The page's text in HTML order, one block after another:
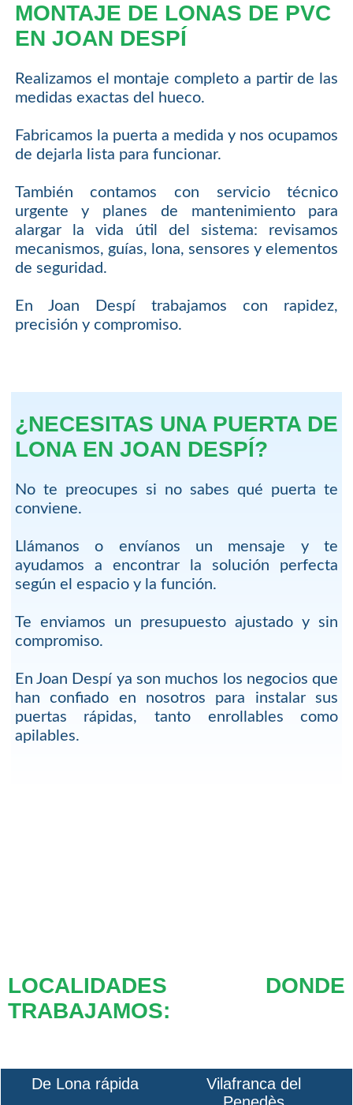
MONTAJE DE LONAS DE PVC
EN JOAN DESPÍ
Realizamos el montaje completo a partir de las
medidas exactas del hueco.
Fabricamos la puerta a medida y nos ocupamos
de dejarla lista para funcionar.
También contamos con servicio técnico
urgente y planes de mantenimiento para
alargar la vida útil del sistema: revisamos
mecanismos, guías, lona, sensores y elementos
de seguridad.
En Joan Despí trabajamos con rapidez,
precisión y compromiso.
¿NECESITAS UNA PUERTA DE
LONA EN JOAN DESPÍ?
No te preocupes si no sabes qué puerta te
conviene.
Llámanos o envíanos un mensaje y te
ayudamos a encontrar la solución perfecta
según el espacio y la función.
Te enviamos un presupuesto ajustado y sin
compromiso.
En Joan Despí ya son muchos los negocios que
han confiado en nosotros para instalar sus
puertas rápidas, tanto enrollables como
apilables.
LOCALIDADES DONDE
TRABAJAMOS:
De Lona rápida
Vilafranca del